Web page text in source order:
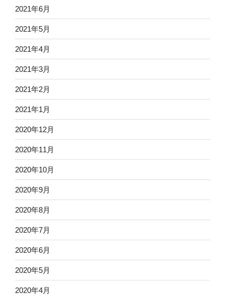
2021年6月
2021年5月
2021年4月
2021年3月
2021年2月
2021年1月
2020年12月
2020年11月
2020年10月
2020年9月
2020年8月
2020年7月
2020年6月
2020年5月
2020年4月